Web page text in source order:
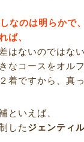
なのは明らかで
ば、
はないのではな
なコースをオル
着ですから、真
といえば、
した ジェンティ